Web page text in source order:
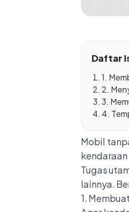
Daftar
1.
2.
3.
4.
Mobil
Tugas
lainnya.
1.